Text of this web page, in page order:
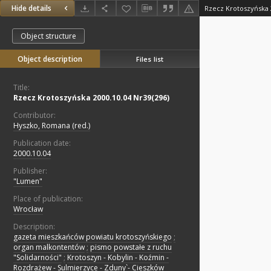
Hide details Rzecz Krotoszyńska
Object structure
Object description Files list
Title:
Rzecz Krotoszyńska 2000.10.04 Nr39(296)
Contributor:
Hyszko, Romana (red.)
Publication date:
2000.10.04
Publisher:
"Lumen"
Place of publication:
Wrocław
Description:
gazeta mieszkańców powiatu krotoszyńskiego ;
organ malkontentów ; pismo powstałe z ruchu
"Solidarności" ; Krotoszyn - Kobylin - Koźmin -
Rozdrażew - Sulmierzyce - Zduny`- Cieszków